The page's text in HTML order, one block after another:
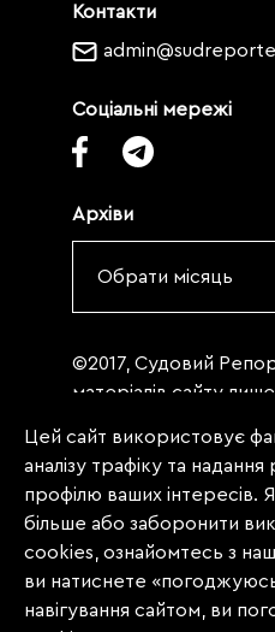
Контакти
Соціальні мережі
Архіви
Обрати місяць
©2017, Судовий
матеріалів сайту
«Судовий
абзацу. Матеріали,
заборона на повну
(передрук,
інше використання),
передруковувати без
Матеріали з
Цей сайт використовує
аналізу трафіку та
профілю ваших інтересів.
більше або заборонити
cookies, ознайомтесь з
ви натиснете
навігування сайтом, ви